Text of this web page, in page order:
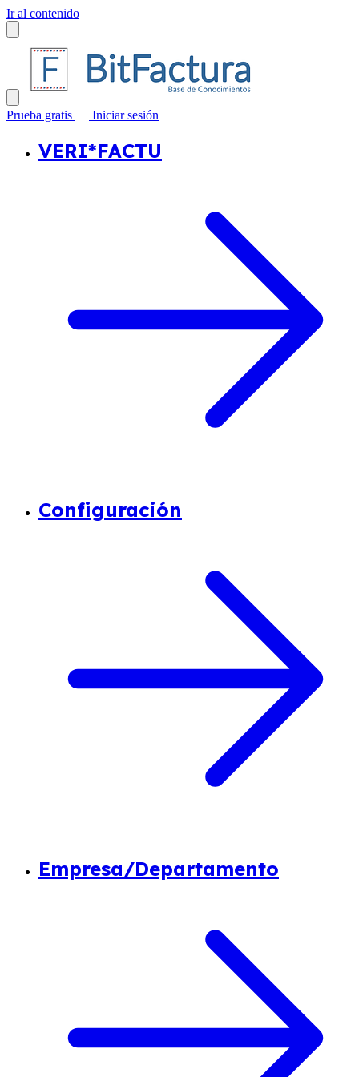
Ir al contenido
Prueba gratis Iniciar sesión
VERI*FACTU
Configuración
Empresa/Departamento